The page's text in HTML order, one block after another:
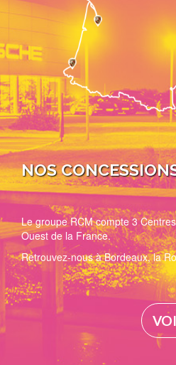
NOS
Le groupe RCM compte 3
Ouest de la France.
Retrouvez-nous à Bordeaux, la